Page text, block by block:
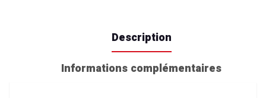
Description
Informations complémentaires